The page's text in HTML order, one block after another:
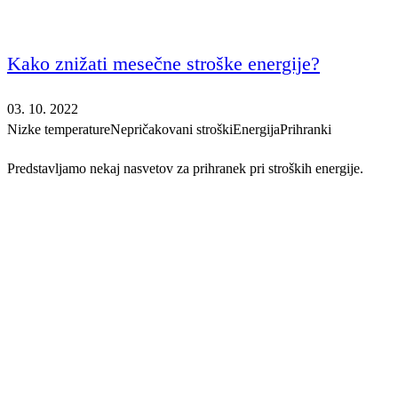
Kako znižati mesečne stroške energije?
03. 10. 2022
Nizke temperatureNepričakovani stroškiEnergijaPrihranki
Predstavljamo nekaj nasvetov za prihranek pri stroških energije.